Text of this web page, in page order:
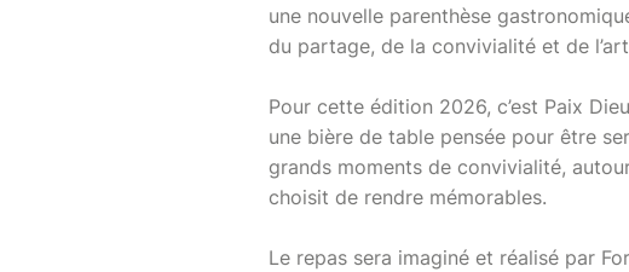
une nouvelle parenthèse
du partage, de la convivialité et de
Pour cette édition 2026, c’est Paix
une bière de table pensée pour être
grands moments de convivialité,
choisit de rendre mémorables.
Le repas sera imaginé et réalisé par